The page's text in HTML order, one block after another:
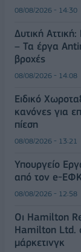
08/08/2026 - 14:30
Δυτική
– Τα έργα
βροχές
08/08/2026 - 14:08
Ειδικό
κανόνες για
πίεση
08/08/2026 - 13:21
Υπουργείο
από τον e-
08/08/2026 - 12:58
Οι Hamilton
Hamilton Ltd.
μάρκετινγκ